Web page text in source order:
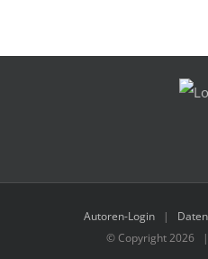
Autoren-Login |
© Copyright2026 |